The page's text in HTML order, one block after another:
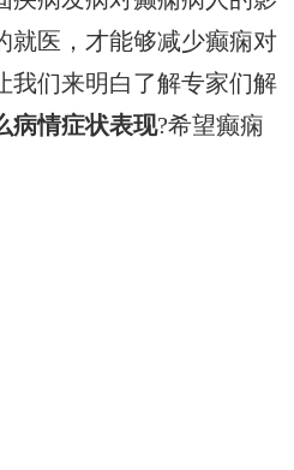
就医，才能够减少癫痫对
我们来明白了解专家们解
病情症状表现?希望癫痫